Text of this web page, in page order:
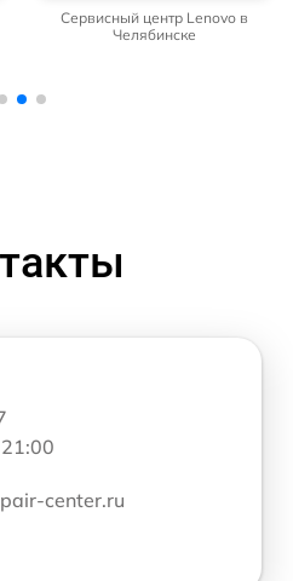
Сервисный центр Lenovo в
Челябинске
center.ru